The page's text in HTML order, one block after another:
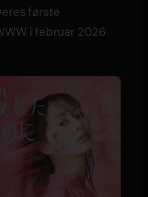
første
i februar 2026